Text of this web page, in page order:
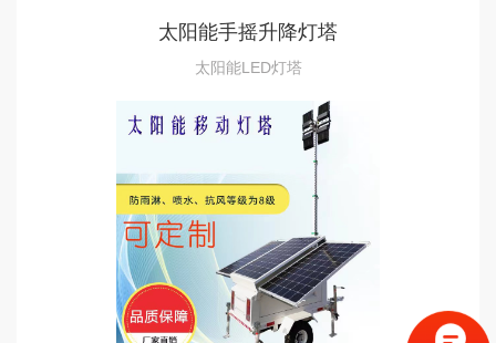
太阳能手摇升降灯塔
太阳能LED灯塔